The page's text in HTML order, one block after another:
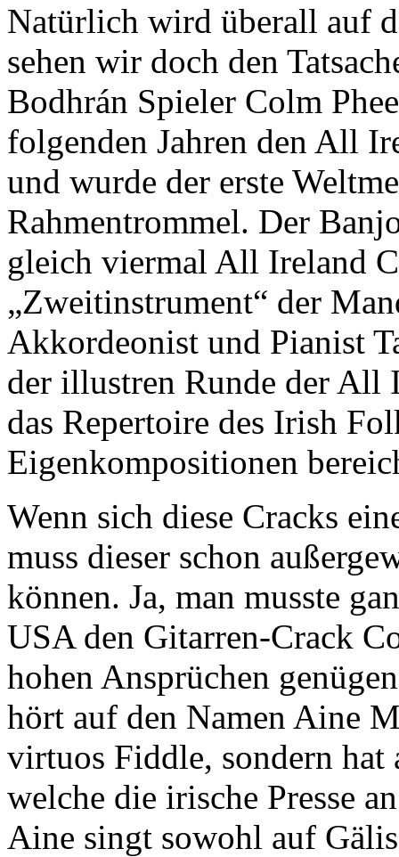
Natürlich wird überall auf
sehen wir doch den
Bodhrán Spieler Colm
folgenden Jahren den All
und wurde der erste
Rahmentrommel. Der
gleich viermal All Ireland
„Zweitinstrument“ der
Akkordeonist und Pianist
der illustren Runde der All
das Repertoire des Irish
Eigenkompositionen
Wenn sich diese Cracks
muss dieser schon
können. Ja, man musste
USA den Gitarren-Crack
hohen Ansprüchen
hört auf den Namen Aine
virtuos Fiddle, sondern hat
welche die irische Presse
Aine singt sowohl auf